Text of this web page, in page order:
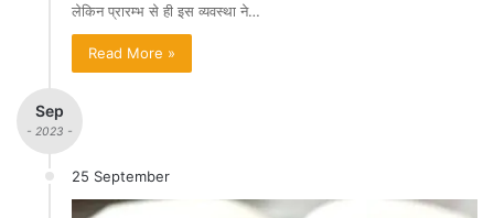
लेकिन प्रारम्भ से ही इस व्यवस्था ने…
Read More »
Sep
- 2023 -
25 September